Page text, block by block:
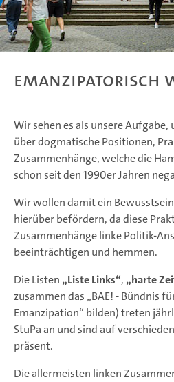
Emanzipatorisch
Wir sehen es als unsere
über dogmatische Positionen,
Zusammenhänge, welche die
schon seit den 1990er Jahren
Wir wollen damit ein
hierüber befördern, da diese
Zusammenhänge linke Politik-
beeinträchtigen und hemmen.
Die Listen „Liste Links“, „harte
zusammen das „BAE! - Bündnis
Emanzipation“ bilden) treten
StuPa an und sind auf
präsent.
Die allermeisten linken